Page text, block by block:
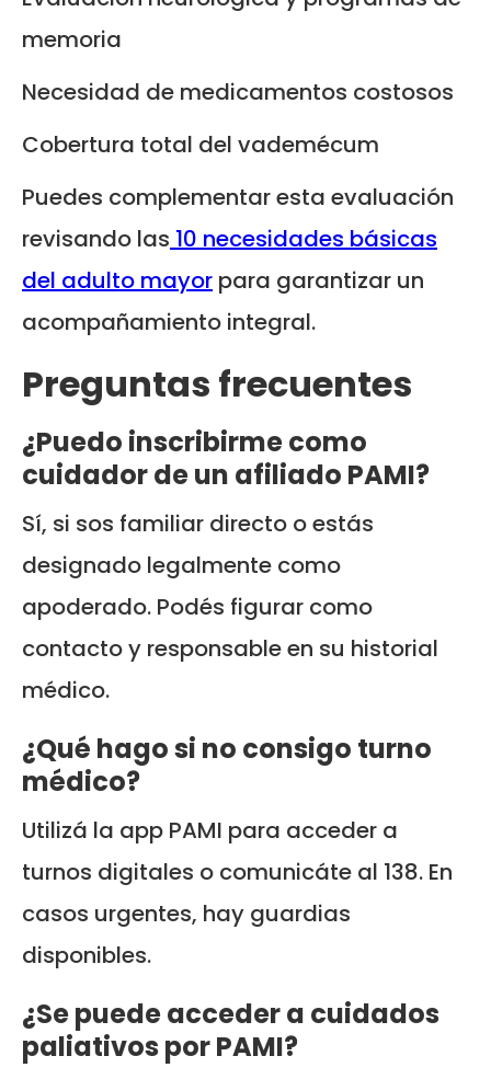
memoria
Necesidad de medicamentos costosos
Cobertura total del vademécum
Puedes complementar esta evaluación
revisando las 10 necesidades básicas
del adulto mayor para garantizar un
acompañamiento integral.
Preguntas frecuentes
¿Puedo inscribirme como
cuidador de un afiliado PAMI?
Sí, si sos familiar directo o estás
designado legalmente como
apoderado. Podés figurar como
contacto y responsable en su historial
médico.
¿Qué hago si no consigo turno
médico?
Utilizá la app PAMI para acceder a
turnos digitales o comunicáte al 138. En
casos urgentes, hay guardias
disponibles.
¿Se puede acceder a cuidados
paliativos por PAMI?